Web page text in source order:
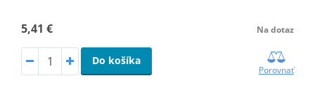
5,41 € Na dotaz
Do košíka
Porovnať